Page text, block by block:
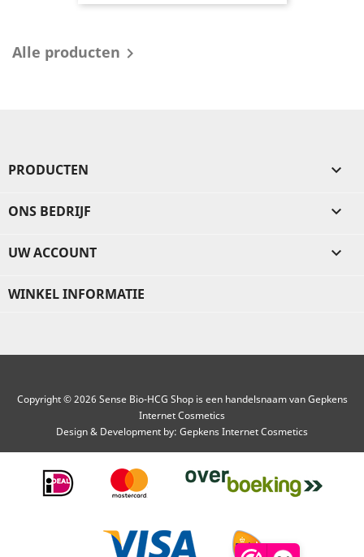
Alle producten 
PRODUCTEN 
ONS BEDRIJF 
UW ACCOUNT 
WINKEL INFORMATIE
Copyright © 2026 Sense Bio-HCG Shop is een handelsnaam van Gepkens
Internet Cosmetics
Design & Development by: Gepkens Internet Cosmetics